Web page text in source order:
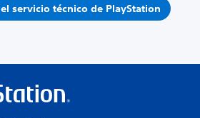
servicio técnico de PlayStation